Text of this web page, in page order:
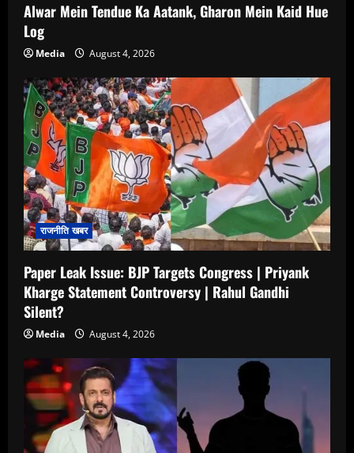
Alwar Mein Tendue Ka Aatank, Gharon Mein Kaid Hue
Log
Media August 4, 2026
राजनीति खबर
Paper Leak Issue: BJP Targets Congress | Priyank
Kharge Statement Controversy | Rahul Gandhi
Silent?
Media August 4, 2026